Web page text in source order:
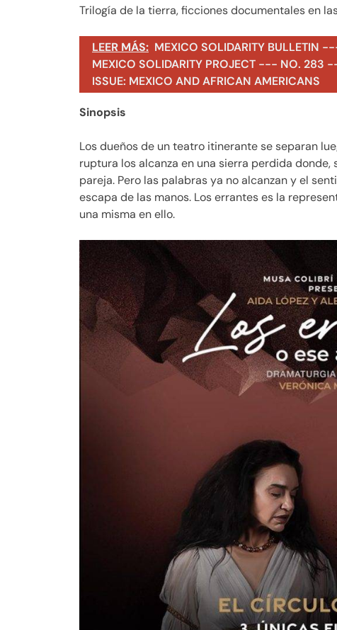
Trilogía de la tierra, ficciones documentales en
LEER MÁS: MEXICO SOLIDARITY BULLETIN
MEXICO SOLIDARITY PROJECT --- NO.
ISSUE: MEXICO AND AFRICAN AMERICANS
Sinopsis
Los dueños de un teatro itinerante se separan
ruptura los alcanza en una sierra perdida
pareja. Pero las palabras ya no alcanzan y el
escapa de las manos. Los errantes es la
una misma en ello.